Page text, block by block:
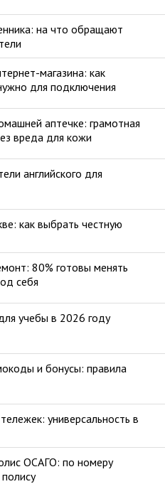
на что обращают
магазина: как
для подключения
аптечке: грамотная
вреда для кожи
английского для
как выбрать честную
80% готовы менять
себя
учебы в 2026 году
и бонусы: правила
универсальность в
ОСАГО: по номеру